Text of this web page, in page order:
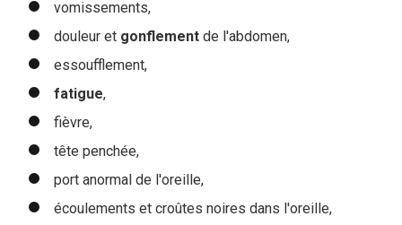
vomissements,
douleur et gonflement de l'abdomen,
essoufflement,
fatigue,
fièvre,
tête penchée,
port anormal de l'oreille,
écoulements et croûtes noires dans l'oreille,